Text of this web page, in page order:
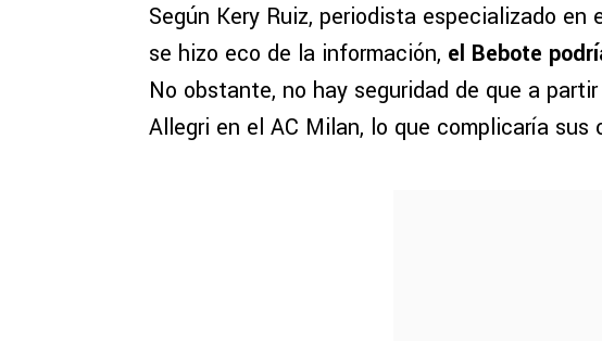
Según Kery Ruiz, periodista especializado
se hizo eco de la información, el Bebote
No obstante, no hay seguridad de que a
Allegri en el AC Milan, lo que complicaría sus